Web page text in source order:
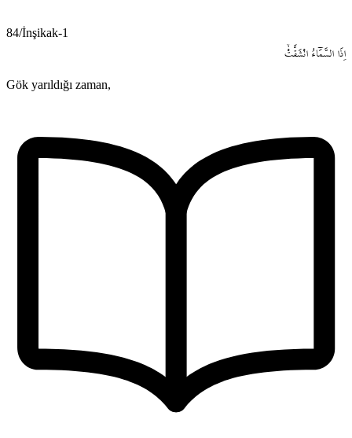
84/İnşikak-1
اِذَا السَّمَٓاءُ انْشَقَّتْۙ
Gök yarıldığı zaman,